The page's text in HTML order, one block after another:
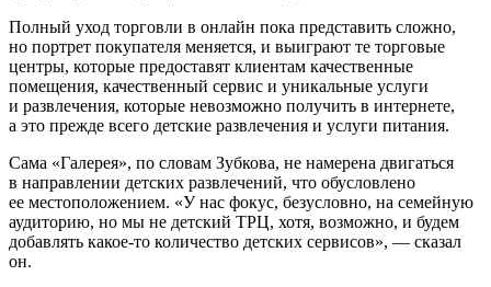
Полный уход торговли в онлайн пока представить сложно,
но портрет покупателя меняется, и выиграют те торговые
центры, которые предоставят клиентам качественные
помещения, качественный сервис и уникальные услуги
и развлечения, которые невозможно получить в интернете,
а это прежде всего детские развлечения и услуги питания.
Сама «Галерея», по словам Зубкова, не намерена двигаться
в направлении детских развлечений, что обусловлено
ее местоположением. «У нас фокус, безусловно, на семейную
аудиторию, но мы не детский ТРЦ, хотя, возможно, и будем
добавлять какое-то количество детских сервисов», — сказал
он.